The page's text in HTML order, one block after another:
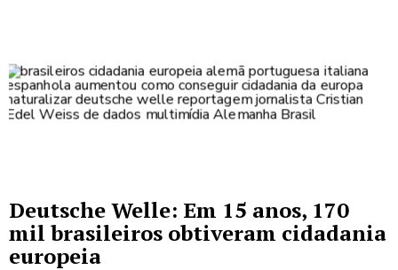
Deutsche Welle: Em 15 anos, 170
mil brasileiros obtiveram cidadania
europeia